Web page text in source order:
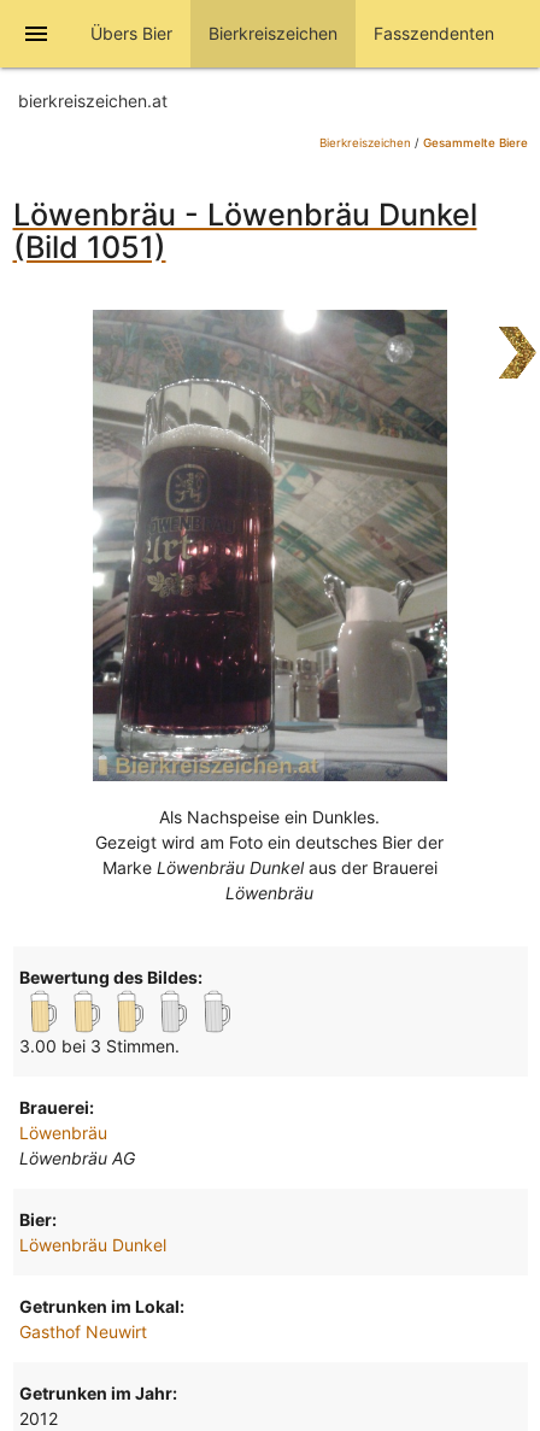
menu Übers Bier Bierkreiszeichen Fasszendenten
bierkreiszeichen.at
Bierkreiszeichen / Gesammelte Biere
Löwenbräu - Löwenbräu Dunkel
(Bild 1051)
Als Nachspeise ein Dunkles.
Gezeigt wird am Foto ein deutsches Bier der
Marke Löwenbräu Dunkelaus der Brauerei
Löwenbräu
Bewertung des Bildes:
3.00 bei 3 Stimmen.
Brauerei:
Löwenbräu
Löwenbräu AG
Bier:
Löwenbräu Dunkel
Getrunken im Lokal:
Gasthof Neuwirt
Getrunken im Jahr:
2012